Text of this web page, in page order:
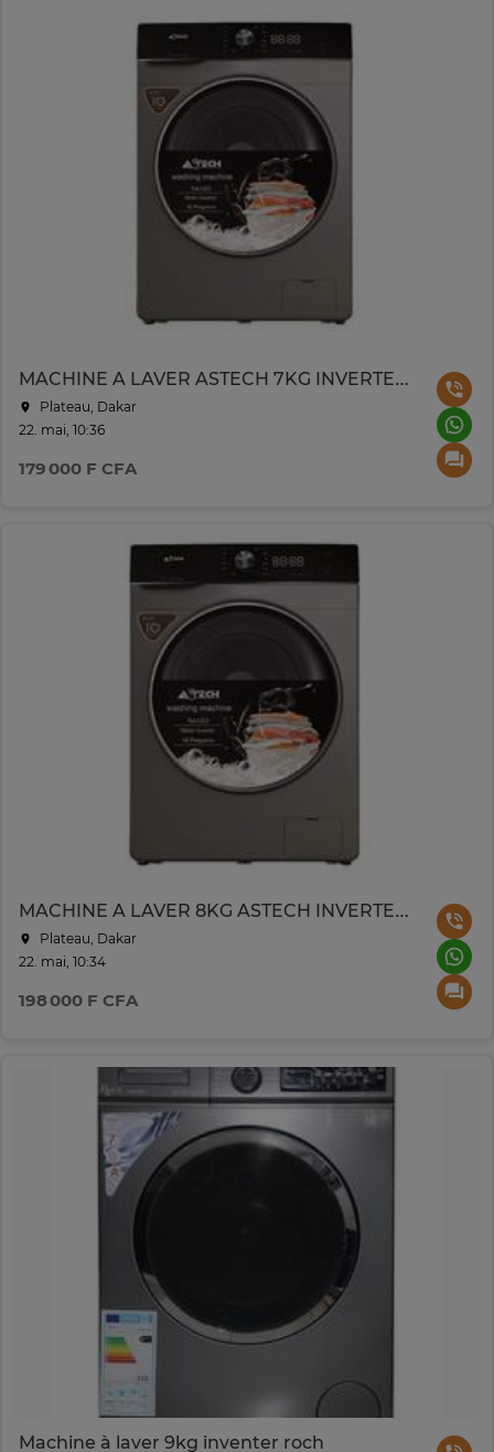
MACHINE A LAVER ASTECH 7KG INVERTER GRIS MLV70BN7INVLD/LN
Plateau, Dakar
22. mai, 10:36
179 000 F CFA
MACHINE A LAVER 8KG ASTECH INVERTER GRIS MLV80BN8INVLC
Plateau, Dakar
22. mai, 10:34
198 000 F CFA
Machine à laver 9kg inventer roch